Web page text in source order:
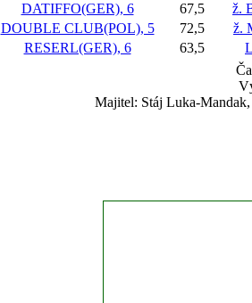
DATIFFO(GER), 6 67,5
ž.
DOUBLE CLUB(POL), 5 72,5
ž.
RESERL(GER), 6 63,5
Majitel: Stáj Luka-